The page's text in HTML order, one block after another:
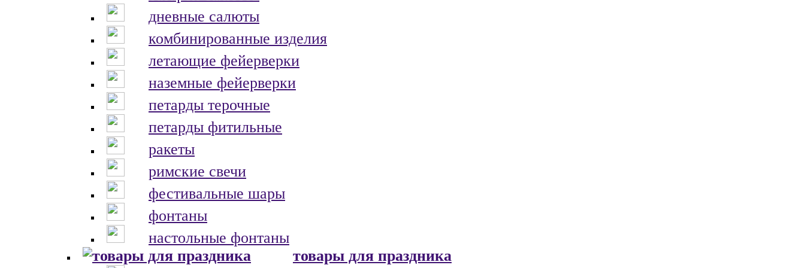
дневные салюты
комбинированные изделия
летающие фейерверки
наземные фейерверки
петарды терочные
петарды фитильные
ракеты
римские свечи
фестивальные шары
фонтаны
настольные фонтаны
товары для праздника